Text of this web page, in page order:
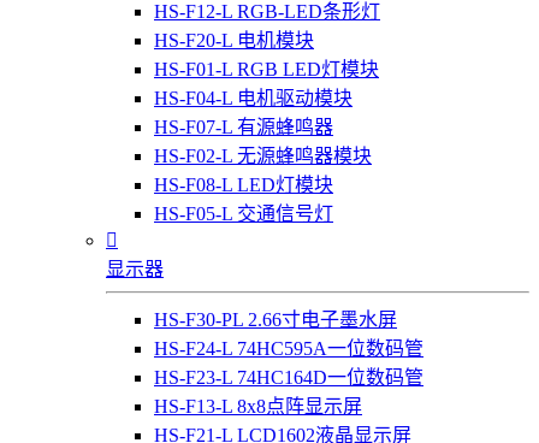
HS-F12-L RGB-LED条形灯
HS-F20-L 电机模块
HS-F01-L RGB LED灯模块
HS-F04-L 电机驱动模块
HS-F07-L 有源蜂鸣器
HS-F02-L 无源蜂鸣器模块
HS-F08-L LED灯模块
HS-F05-L 交通信号灯

显示器
HS-F30-PL 2.66寸电子墨水屏
HS-F24-L 74HC595A一位数码管
HS-F23-L 74HC164D一位数码管
HS-F13-L 8x8点阵显示屏
HS-F21-L LCD1602液晶显示屏